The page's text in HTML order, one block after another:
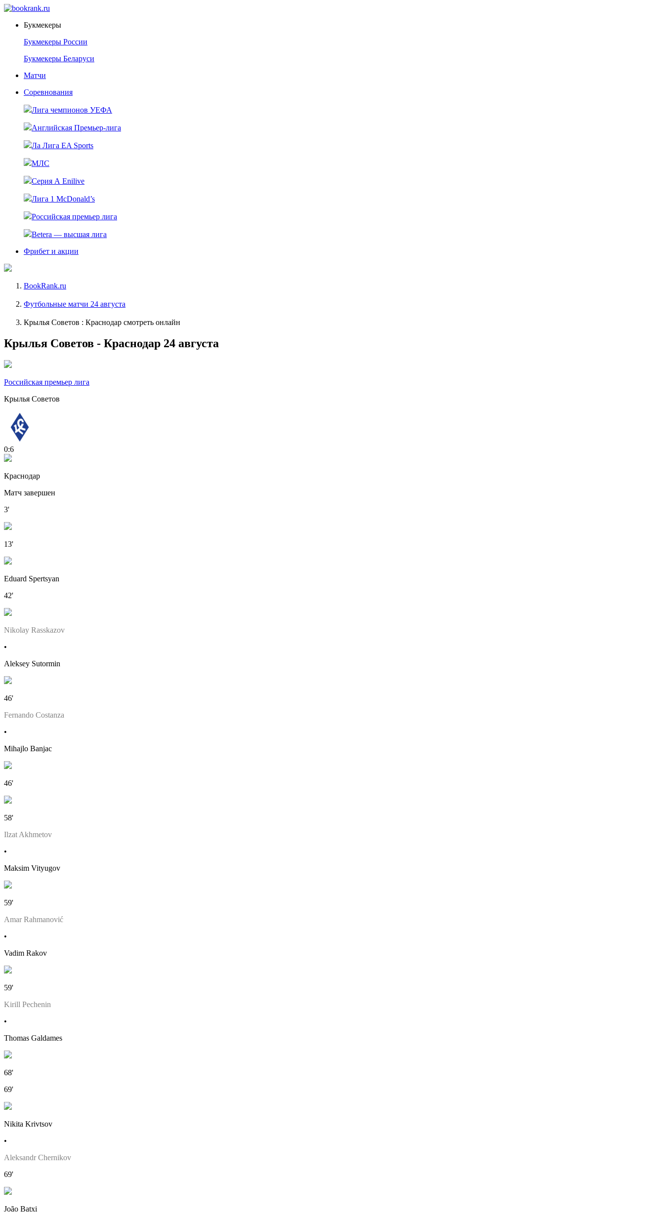
Букмекеры
Букмекеры России
Букмекеры Беларуси
Матчи
Соревнования
Лига чемпионов УЕФА
Английская Премьер-лига
Ла Лига EA Sports
МЛС
Серия А Enilive
Лига 1 McDonald’s
Российская премьер лига
Betera — высшая лига
Фрибет и акции
BookRank.ru
Футбольные матчи 24 августа
Крылья Советов : Краснодар смотреть онлайн
Крылья Советов - Краснодар 24 августа
Российская премьер лига
Крылья Советов
0:6
Краснодар
Матч завершен
3'
13'
Eduard Spertsyan
42'
Nikolay Rasskazov
•
Aleksey Sutormin
46'
Fernando Costanza
•
Mihajlo Banjac
46'
58'
Ilzat Akhmetov
•
Maksim Vityugov
59'
Amar Rahmanović
•
Vadim Rakov
59'
Kirill Pechenin
•
Thomas Galdames
68'
69'
Nikita Krivtsov
•
Aleksandr Chernikov
69'
João Batxi